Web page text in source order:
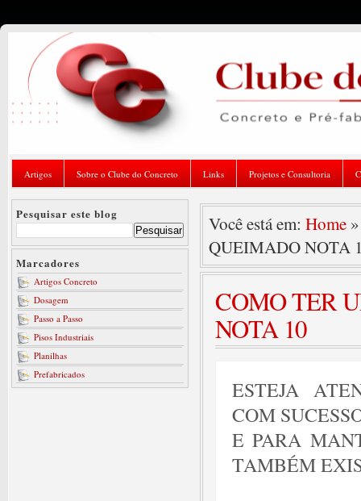
Artigos Sobre o Clube do Concreto Links Projetos e Consultoria
Pesquisar este blog
Marcadores
Artigos Concreto
Dosagem
Passo a Passo
Pisos Industriais
Planilhas
Prefabricados
Você está em: Home
QUEIMADO NOTA
COMO TER
NOTA 10
ESTEJA
COM
E PARA
TAMBÉM